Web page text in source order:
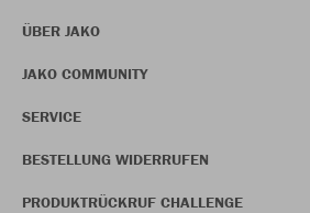
ÜBER JAKO
JAKO COMMUNITY
SERVICE
BESTELLUNG WIDERRUFEN
PRODUKTRÜCKRUF CHALLENGE